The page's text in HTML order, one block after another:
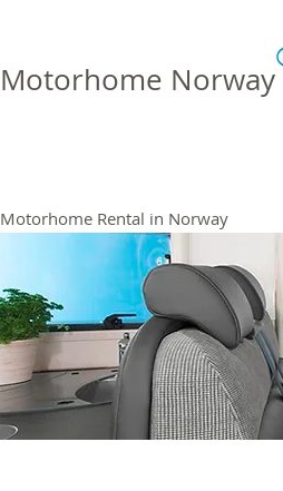
Motorhome Norway
Motorhome Rental in Norway